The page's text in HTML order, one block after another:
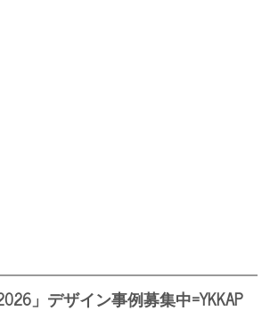
」デザイン事例募集中=YKKAP